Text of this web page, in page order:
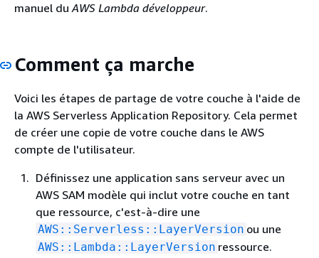
manuel duAWS Lambda développeur.
Comment ça marche
Voici les étapes de partage de votre couche à l'aide de
la AWS Serverless Application Repository. Cela permet
de créer une copie de votre couche dans le AWS
compte de l'utilisateur.
Définissez une application sans serveur avec un
AWS SAM modèle qui inclut votre couche en tant
que ressource, c'est-à-dire une
AWS::Serverless::LayerVersion ou une
AWS::Lambda::LayerVersion ressource.